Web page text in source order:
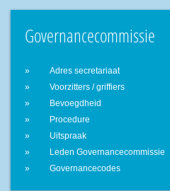
Governancecommissie
Adres secretariaat
Voorzitters / griffiers
Bevoegdheid
Procedure
Uitspraak
Leden Governancecommissie
Governancecodes